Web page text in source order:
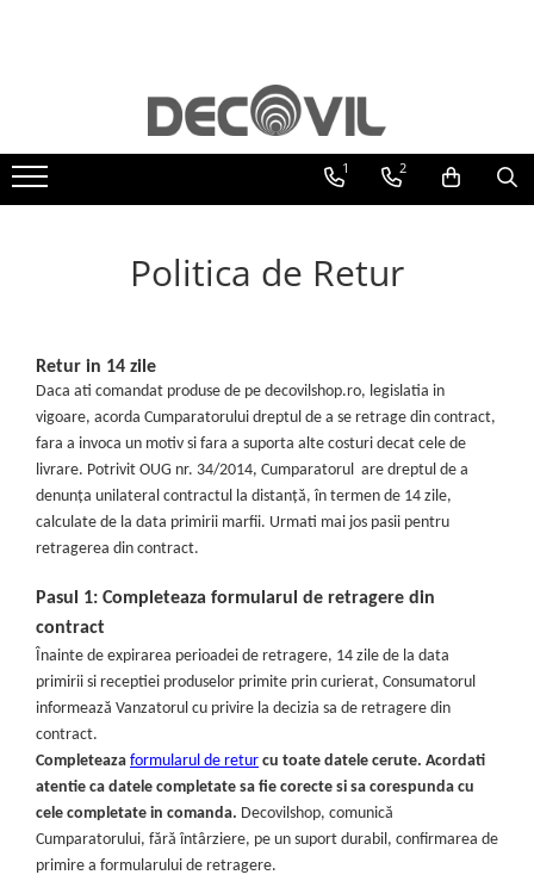
Baterii dus
Piese, accesorii montaj baterii
Accesorii Baie
Accesorii pentru Baie
Accesorii Medicale
Sifoane-Ventile lavoare-bideu
Accesorii lavoare
Cadite dus
Rigole dus, sifoane
Cazi de baie
Cazi drepte
Cazi de colt
Cazi asimetrice
Cazi freestanding
Paravane pentru cada
Piese si accesorii pentru cazi
Mobilier baie suspendat
Mobilier baie stativ
Masute de cafea
Taburete
Obiecte sanitare Villeroy&Boch
Corpuri de iluminat
Cast Marble
Besco
Kaldewei
Politek Italia
Bellona
Gala
Geberit
Hansgrohe
Ideal Standard
Kolo
Oristo
Ravak
Sanindusa1
Tece
Villeroy&Boch
1 2
Politica de Retur
Retur in 14 zile
Daca ati comandat produse de pe decovilshop.ro, legislatia in
vigoare, acorda Cumparatorului dreptul de a se retrage din contract,
fara a invoca un motiv si fara a suporta alte costuri decat cele de
livrare. Potrivit OUG nr. 34/2014, Cumparatorul are dreptul de a
denunţa unilateral contractul la distanţă, în termen de 14 zile,
calculate de la data primirii marfii. Urmati mai jos pasii pentru
retragerea din contract.
Pasul 1: Completeaza formularul de retragere din
contract
Înainte de expirarea perioadei de retragere, 14 zile de la data
primirii si receptiei produselor primite prin curierat, Consumatorul
informează Vanzatorul cu privire la decizia sa de retragere din
contract.
Completeaza formularul de retur cu toate datele cerute. Acordati
atentie ca datele completate sa fie corecte si sa corespunda cu
cele completate in comanda. Decovilshop, comunică
Cumparatorului, fără întârziere, pe un suport durabil, confirmarea de
primire a formularului de retragere.